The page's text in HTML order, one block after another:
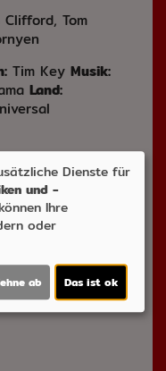
Tom
Tim Key Musik:
Land:
ansehen)
laden?
Dienste für
und -
Ihre
oder
ab Das ist ok